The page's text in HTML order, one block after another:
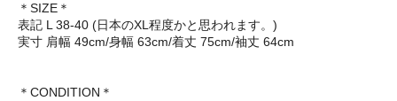
＊SIZE＊
表記 L 38-40 (日本のXL程度かと思われます。)
実寸 肩幅 49cm/身幅 63cm/着丈 75cm/袖丈 64cm
＊CONDITION＊